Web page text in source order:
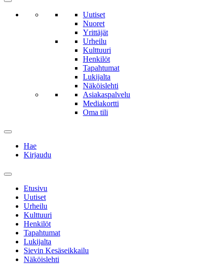
Uutiset
Nuoret
Yrittäjät
Urheilu
Kulttuuri
Henkilöt
Tapahtumat
Lukijalta
Näköislehti
Asiakaspalvelu
Mediakortti
Oma tili
Hae
Kirjaudu
Etusivu
Uutiset
Urheilu
Kulttuuri
Henkilöt
Tapahtumat
Lukijalta
Sievin Kesäseikkailu
Näköislehti